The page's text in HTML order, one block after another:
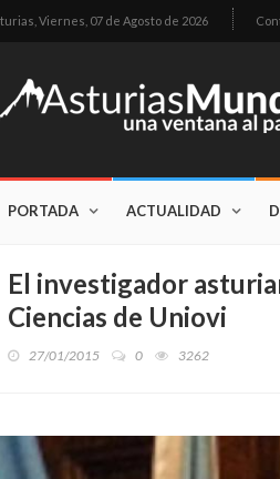
Viernes, 07 de Agosto de 2026
PORTADA ACTUALIDAD
El investigador
Ciencias de Uniovi
27/01/2015 0 3262